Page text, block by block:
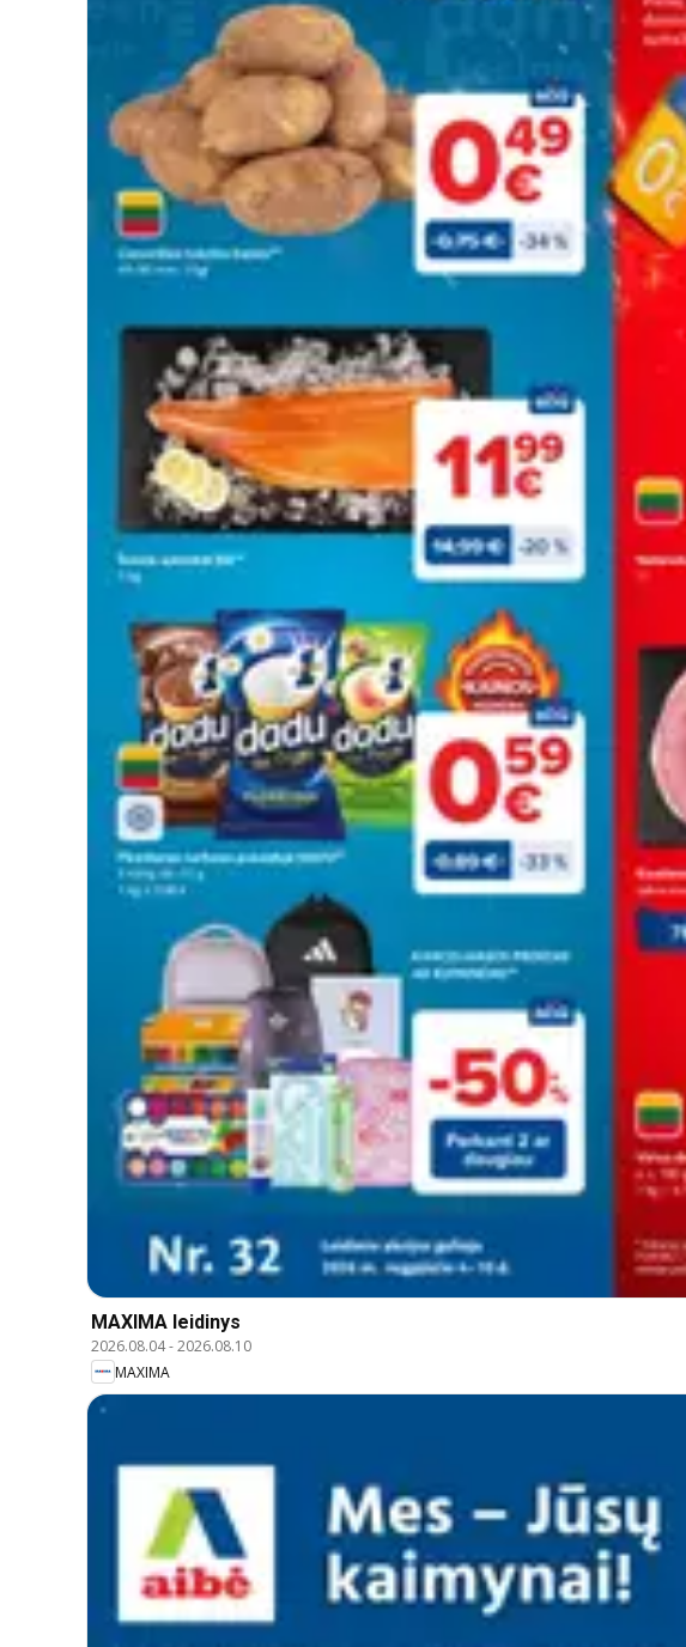
MAXIMA leidinys
2026.08.04-2026.08.10
MAXIMA